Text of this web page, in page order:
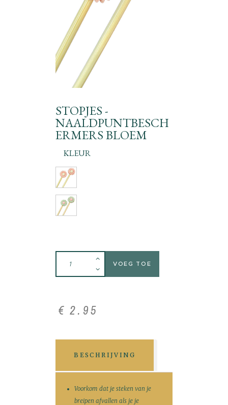
STOPJES -
NAALDPUNTBESCH
ERMERS BLOEM
KLEUR
VOEG TOE
€ 2. 95
BESCHRIJVING
Voorkom dat je steken van je
breipen afvallen als je je